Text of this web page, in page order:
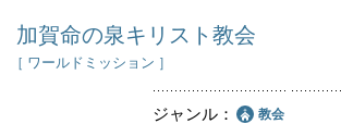
加賀命の泉キリスト教会
［ ワールドミッション ］
ジャンル 教会